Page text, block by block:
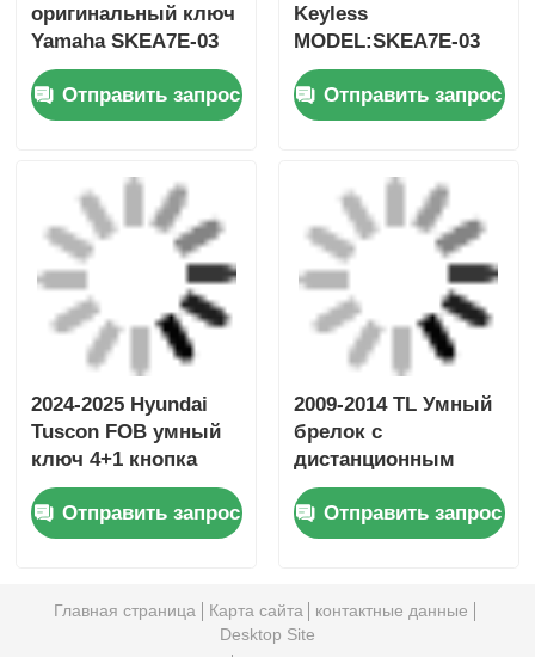
оригинальный ключ
Yamaha SKEA7E-03
B74-H6261-02 662F-
SKEA7D03
Отправить запрос
Keyless
MODEL:SKEA7E-03
Для Yamaha Умный
дистанционный
ключ B74-H6261-
Отправить запрос
2024-2025 Hyundai
Tuscon FOB умный
ключ 4+1 кнопка
433MHz ID4A 95440-
N9500Отправить запрос
2009-2014 TL Умный
брелок с
дистанционным
управлением 3+1
кнопки FSK313.8
МГц / PCF7945A /
/ HON66
Отправить запрос
Главная страница Карта сайта
контактные данные
Desktop Site